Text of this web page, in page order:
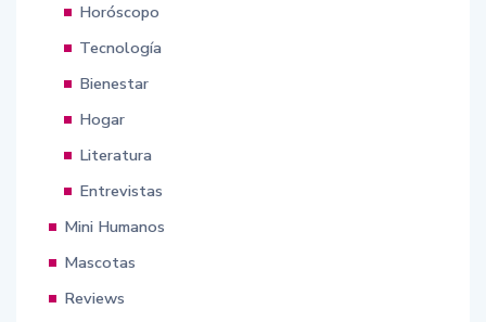
Horóscopo
Tecnología
Bienestar
Hogar
Literatura
Entrevistas
Mini Humanos
Mascotas
Reviews